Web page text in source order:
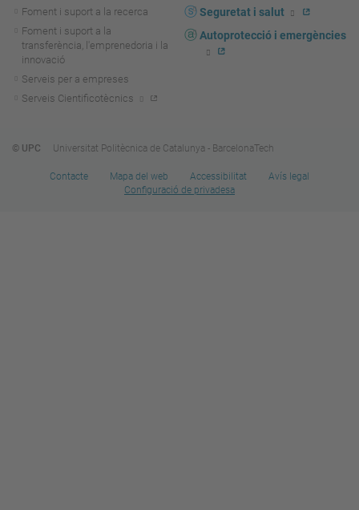
Foment i suport a la recerca
Foment i suport a la
transferència, l'emprenedoria i la
innovació
Serveis per a empreses
Serveis Cientificotècnics
Seguretat i salut
Autoprotecció i emergències
© UPC Universitat Politècnica de Catalunya - BarcelonaTech
Contacte Mapa del web Accessibilitat
Avís legal
Configuració de privadesa